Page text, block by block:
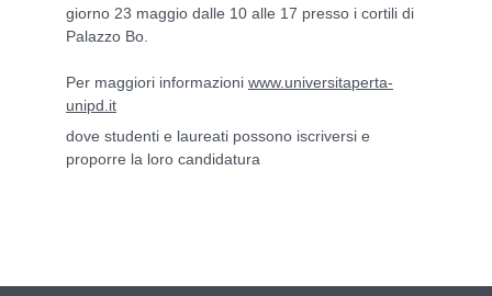
giorno 23 maggio dalle 10 alle 17 presso i cortili di
Palazzo Bo.
Per maggiori informazioni www.universitaperta-
unipd.it
dove studenti e laureati possono iscriversi e
proporre la loro candidatura